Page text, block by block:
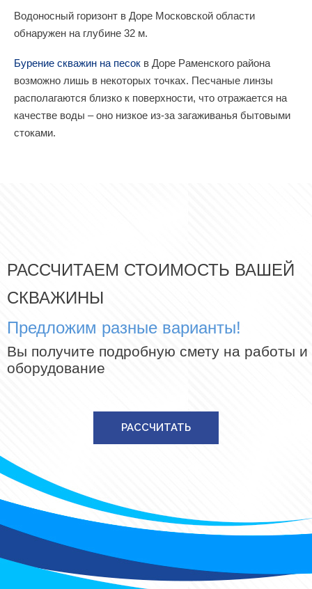
Водоносный горизонт в Доре Московской области
обнаружен на глубине 32 м.
Бурение скважин на песок в Доре Раменского района
возможно лишь в некоторых точках. Песчаные линзы
располагаются близко к поверхности, что отражается на
качестве воды – оно низкое из-за загаживанья бытовыми
стоками.
РАССЧИТАЕМ СТОИМОСТЬ ВАШЕЙ
СКВАЖИНЫ
Предложим разные варианты!
Вы получите подробную смету на работы и
оборудование
РАССЧИТАТЬ